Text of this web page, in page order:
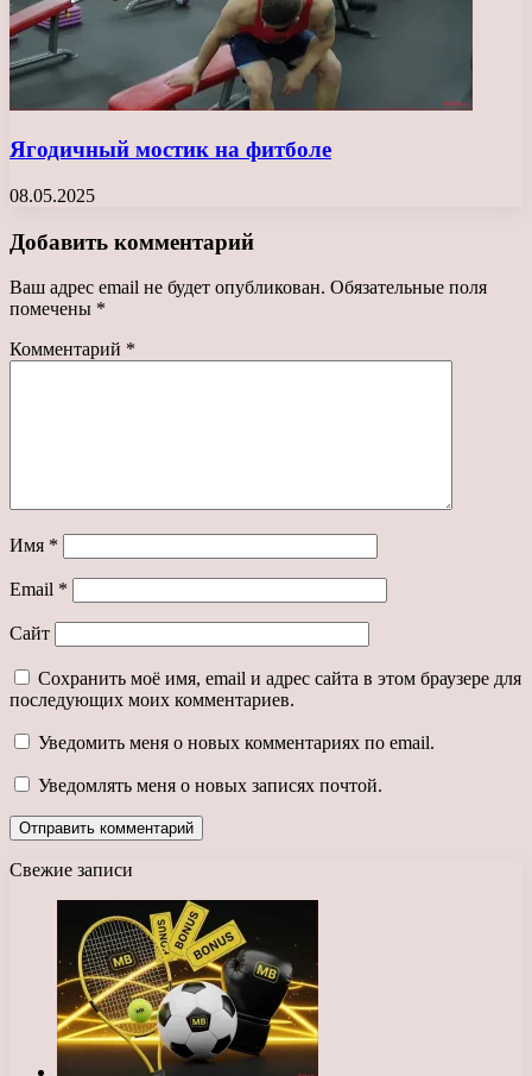
Ягодичный мостик на фитболе
08.05.2025
Добавить комментарий
Ваш адрес email не будет опубликован. Обязательные поля
помечены *
Комментарий *
Имя *
Email *
Сайт
Сохранить моё имя, email и адрес сайта в этом браузере для
последующих моих комментариев.
Уведомить меня о новых комментариях по email.
Уведомлять меня о новых записях почтой.
Свежие записи